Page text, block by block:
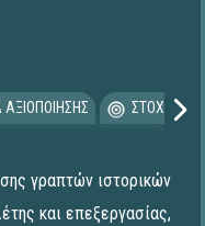
ΑΞΙΟΠΟΙΗΣΗΣ
γραπτών ιστορικών
και επεξεργασίας,